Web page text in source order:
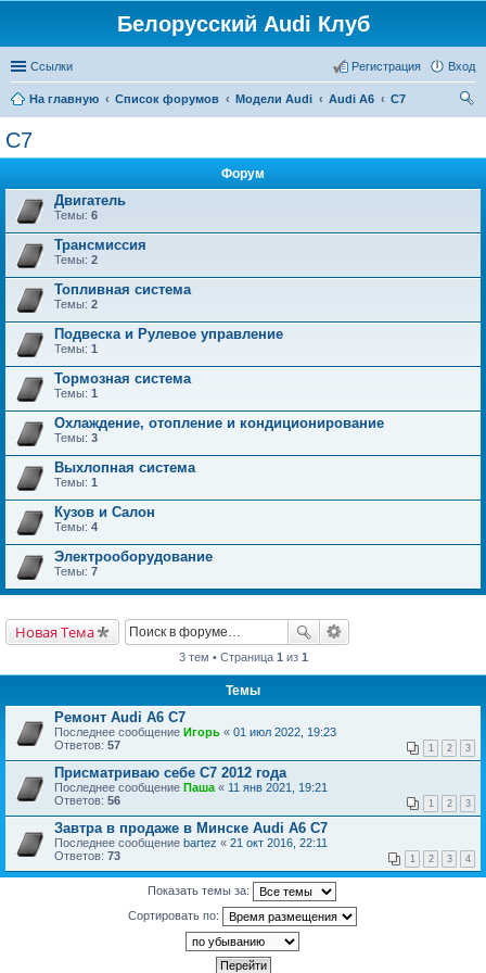
Белорусский Audi Клуб
Ссылки Вход
Регистрация
На главную Список форумов Модели Audi Audi A6
C7
C7
Форум
Двигатель
Темы: 6
Трансмиссия
Темы: 2
Топливная система
Темы: 2
Подвеска и Рулевое управление
Темы: 1
Тормозная система
Темы: 1
Охлаждение, отопление и кондиционирование
Темы: 3
Выхлопная система
Темы: 1
Кузов и Салон
Темы: 4
Электрооборудование
Темы: 7
Новая Тема
3 тем • Страница 1 из 1
Темы
Ремонт Audi A6 C7
Последнее сообщение Игорь « 01 июл 2022, 19:23
Ответов: 57 1 2 3
Присматриваю себе С7 2012 года
Последнее сообщение Паша « 11 янв 2021, 19:21
Ответов: 56 1 2 3
Завтра в продаже в Минске Audi A6 C7
Последнее сообщение bartez « 21 окт 2016, 22:11
Ответов: 73 1 2 3 4
Показать темы за:
Сортировать по: